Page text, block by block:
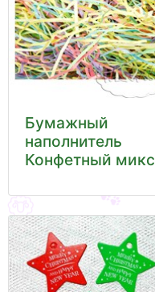
Бумажный
наполнитель
Конфетный микс